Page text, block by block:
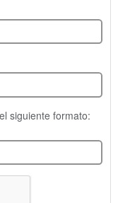
siguiente formato: